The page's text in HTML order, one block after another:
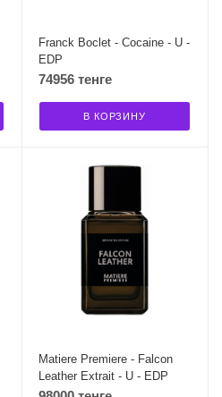
Franck Boclet - Cocaine - U -
EDP
74956 тенге
В КОРЗИНУ
Matiere Premiere - Falcon
Leather Extrait - U - EDP